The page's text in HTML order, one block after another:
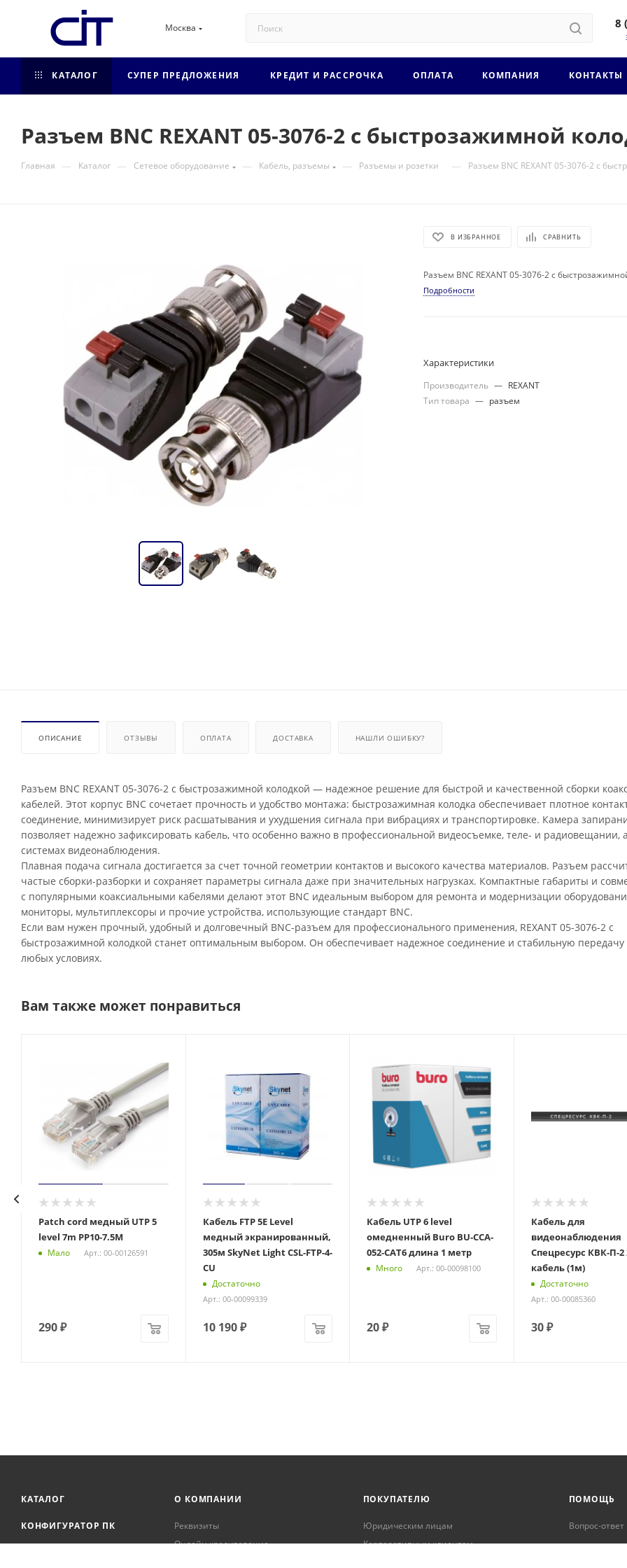
Москва 8
КАТАЛОГ СУПЕР ПРЕДЛОЖЕНИЯ КРЕДИТ И РАССРОЧКА ОПЛАТА КОМПАНИЯ КОНТАКТЫ
Разъем BNC REXANT 05-3076-2 с быстрозажимной
Главная — Каталог — Сетевое оборудование — Кабель, разъемы — Разъемы и розетки — Разъем BNC REXANT 05-3076-2 с
В ИЗБРАННОЕ СРАВНИТЬ
Разъем BNC REXANT 05-3076-2 с
Подробности
Характеристики
Производитель — REXANT
Тип товара — разъем
ОПИСАНИЕ ОТЗЫВЫ ОПЛАТА ДОСТАВКА НАШЛИ ОШИБКУ?
Разъем BNC REXANT 05-3076-2 с быстрозажимной колодкой — надежное решение для быстрой и качественной сборки
кабелей. Этот корпус BNC сочетает прочность и удобство монтажа: быстрозажимная колодка обеспечивает плотное
соединение, минимизирует риск расшатывания и ухудшения сигнала при вибрациях и транспортировке. Камера
позволяет надежно зафиксировать кабель, что особенно важно в профессиональной видеосъемке, теле- и радиовещании,
системах видеонаблюдения.
Плавная подача сигнала достигается за счет точной геометрии контактов и высокого качества материалов. Разъем
частые сборки-разборки и сохраняет параметры сигнала даже при значительных нагрузках. Компактные габариты и
с популярными коаксиальными кабелями делают этот BNC идеальным выбором для ремонта и модернизации
мониторы, мультиплексоры и прочие устройства, использующие стандарт BNC.
Если вам нужен прочный, удобный и долговечный BNC-разъем для профессионального применения, REXANT 05-3076-2 с
быстрозажимной колодкой станет оптимальным выбором. Он обеспечивает надежное соединение и стабильную передачу
любых условиях.
Вам также может понравиться
Patch cord медный UTP 5
level 7m PP10-7.5M
Мало Арт.: 00-00126591
290₽
Кабель FTP 5Е Level
медный экранированный,
305м SkyNet Light CSL-FTP-4-
CU
Достаточно
Арт.: 00-00099339
10 190₽
Кабель UTP 6 level
омедненный Buro BU-CCA-
052-CAT6 длина 1 метр
Много Арт.: 00-00098100
20₽
Кабель для
видеонаблюдения
Спецресурс КВК-П-2
кабель (1м)
Достаточно
Арт.: 00-00085360
30₽
КАТАЛОГ
КОНФИГУРАТОР ПК
О КОМПАНИИ
Реквизиты
Онлайн кредитование
ПОКУПАТЕЛЮ
Юридическим лицам
Корпоративным клиентам
ПОМОЩЬ
Вопрос-ответ